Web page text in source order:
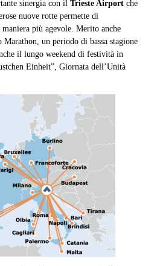
sinergia con ilTrieste Airport che
nuove rotte permette di
più agevole. Merito anche
un periodo di bassa stagione
il lungo weekend di festività in
Einheit”, Giornata dell’Unità